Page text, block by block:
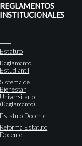
REGLAMENTOS
INSTITUCIONALES
Estatuto
Reglamento
Estudiantil
Sistema de
Bienestar
Universitario
(Reglamento)
Estatuto Docente
Reforma Estatuto
Docente